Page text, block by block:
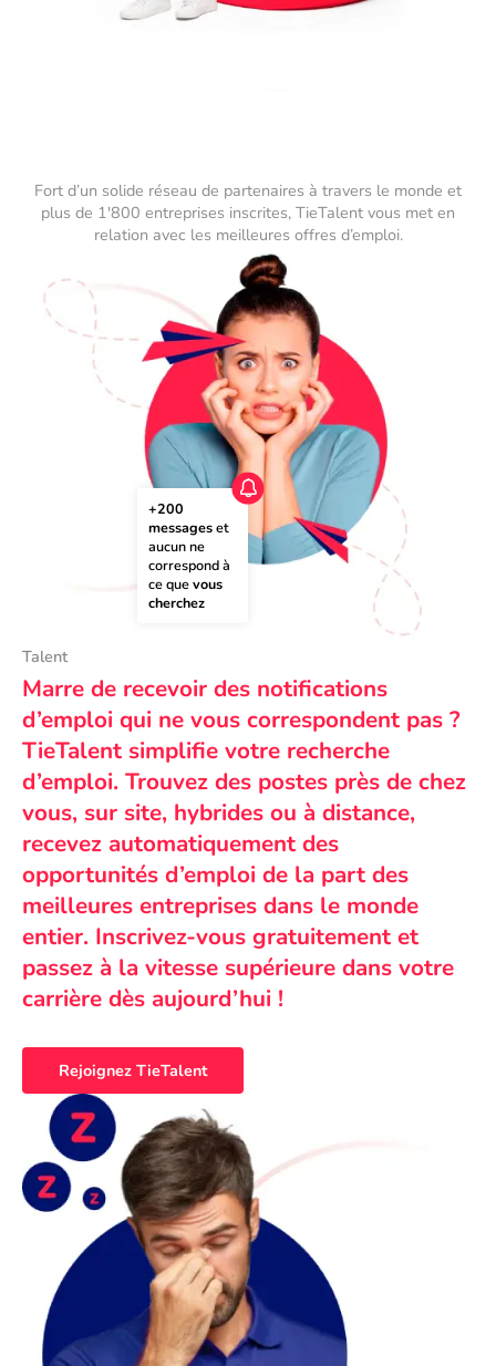
Fort d’un solide réseau de partenaires à travers le monde et
plus de 1'800 entreprises inscrites, TieTalent vous met en
relation avec les meilleures offres d’emploi.
+200
messages et
aucun ne
correspond à
ce que vous
cherchez
Talent
Marre de recevoir des notifications
d’emploi qui ne vous correspondent pas ?
TieTalent simplifie votre recherche
d’emploi. Trouvez des postes près de chez
vous, sur site, hybrides ou à distance,
recevez automatiquement des
opportunités d’emploi de la part des
meilleures entreprises dans le monde
entier. Inscrivez-vous gratuitement et
passez à la vitesse supérieure dans votre
carrière dès aujourd’hui !
Rejoignez TieTalent